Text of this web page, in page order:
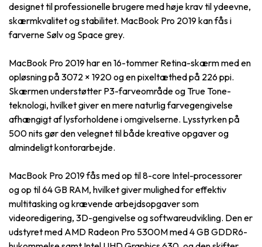
designet til professionelle brugere med høje krav til ydeevne,
skærmkvalitet og stabilitet. MacBook Pro 2019 kan fås i
farverne Sølv og Space grey.
MacBook Pro 2019 har en 16-tommer Retina-skærm med en
opløsning på 3072 × 1920 og en pixeltæthed på 226 ppi.
Skærmen understøtter P3-farveområde og True Tone-
teknologi, hvilket giver en mere naturlig farvegengivelse
afhængigt af lysforholdene i omgivelserne. Lysstyrken på
500 nits gør den velegnet til både kreative opgaver og
almindeligt kontorarbejde.
MacBook Pro 2019 fås med op til 8-core Intel-processorer
og op til 64 GB RAM, hvilket giver mulighed for effektiv
multitasking og krævende arbejdsopgaver som
videoredigering, 3D-gengivelse og softwareudvikling. Den er
udstyret med AMD Radeon Pro 5300M med 4 GB GDDR6-